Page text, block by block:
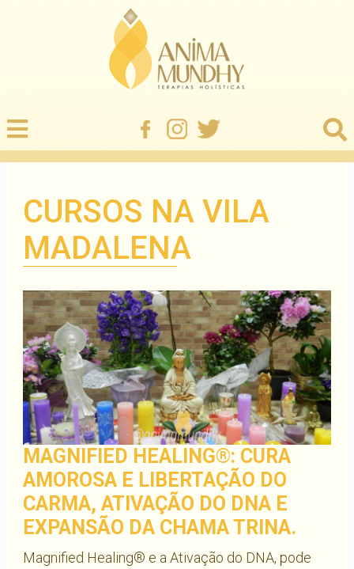
CURSOS NA VILA
MADALENA
MAGNIFIED HEALING®: CURA
AMOROSA E LIBERTAÇÃO DO
CARMA, ATIVAÇÃO DO DNA E
EXPANSÃO DA CHAMA TRINA.
Magnified Healing® e a Ativação do DNA, pode